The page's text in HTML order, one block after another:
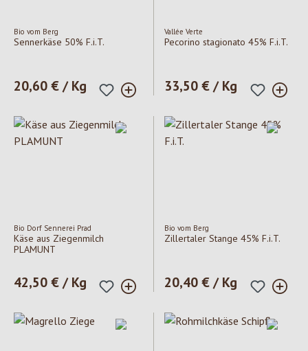
Bio vom Berg
Sennerkäse 50% F.i.T.
Regulärer Preis:
20,60 € / Kg
Vallée Verte
Pecorino stagionato 45% F.i.T.
Regulärer Preis:
33,50 € / Kg
Bio Dorf Sennerei Prad
Käse aus Ziegenmilch
PLAMUNT
Regulärer Preis:
42,50 € / Kg
Bio vom Berg
Zillertaler Stange 45% F.i.T.
Regulärer Preis:
20,40 € / Kg